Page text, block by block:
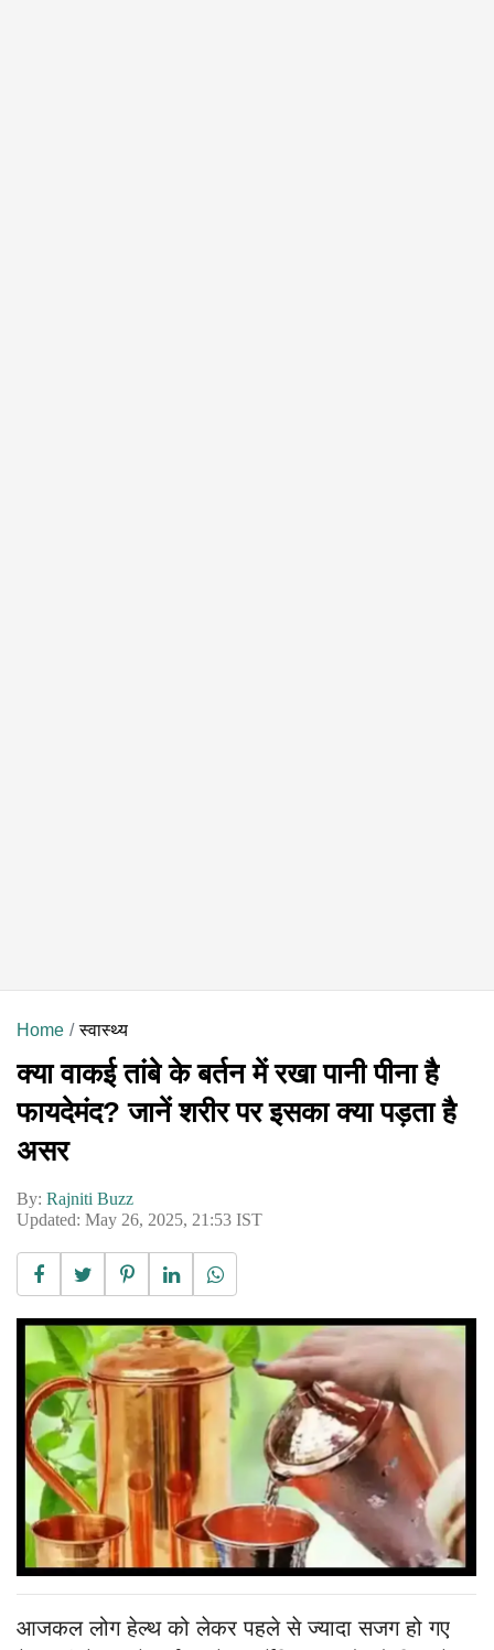
Home स्वास्थ्य
क्या वाकई तांबे के बर्तन में रखा पानी पीना है
फायदेमंद? जानें शरीर पर इसका क्या पड़ता है
असर
By: Rajniti Buzz
Updated: May 26, 2025, 21:53 IST
आजकल लोग हेल्थ को लेकर पहले से ज्यादा सजग हो गए